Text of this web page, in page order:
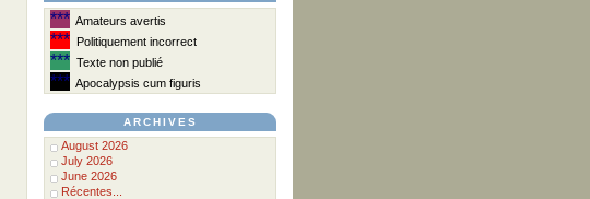
*** Amateurs avertis
*** Politiquement incorrect
*** Texte non publié
*** Apocalypsis cum figuris
ARCHIVES
August 2026
July 2026
June 2026
Récentes...